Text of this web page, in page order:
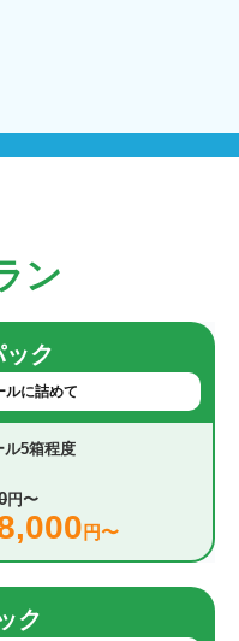
ン
ク
ルに詰めて
ル5箱程度
円〜
円〜
ク